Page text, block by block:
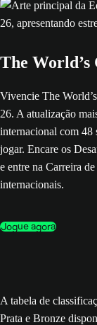
The World’s
Vivencie The
26. A atualização
internacional com 48
jogar. Encare os
e entre na Carreira
internacionais.
Jogue agora
A tabela de
Prata e Bronze